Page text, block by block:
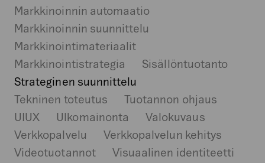
Markkinoinnin automaatio
Markkinoinnin suunnittelu
Markkinointimateriaalit
Markkinointistrategia
Sisällöntuotanto
Strateginen suunnittelu
Tekninen toteutus
Tuotannon ohjaus
UIUX
Ulkomainonta
Valokuvaus
Verkkopalvelu
Verkkopalvelun kehitys
Videotuotannot
Visuaalinen identiteetti